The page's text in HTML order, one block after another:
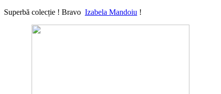
Superbă colecție ! Bravo Izabela Mandoiu !